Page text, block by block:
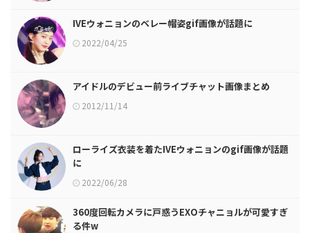
IVEウォニョンのベレー帽姿gif画像が話題に
2022/04/25
アイドルのデビュー前ライブチャット画像まとめ
2012/11/14
ローライズ衣装を着たIVEウォニョンのgif画像が話題
に
2022/06/28
360度回転カメラに戸惑うEXOチャニョルが可愛すぎ
る件w